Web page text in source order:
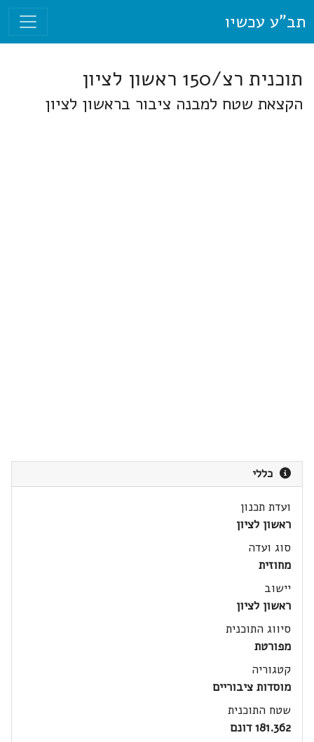
תב"ע עכשיו
תוכנית רצ/150 ראשון לציון
הקצאת שטח למבנה ציבור בראשון לציון
כללי
ועדת תכנון
ראשון לציון
סוג ועדה
מחוזית
יישוב
ראשון לציון
סיווג התוכנית
מפורטת
קטגוריה
מוסדות ציבוריים
שטח התוכנית
181.362 דונם